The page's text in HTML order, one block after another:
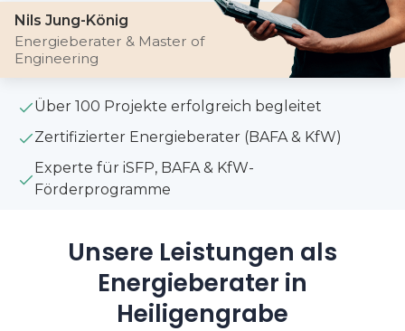
Nils Jung-König
Energieberater & Master of
Engineering
Über 100 Projekte erfolgreich begleitet
Zertifizierter Energieberater (BAFA & KfW)
Experte für iSFP, BAFA & KfW-
Förderprogramme
Unsere Leistungen als
Energieberater in
Heiligengrabe